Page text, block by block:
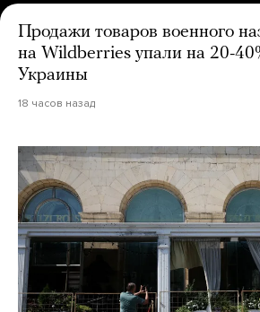
Продажи товаров военного
на Wildberries упали на 20-
Украины
18 часов назад